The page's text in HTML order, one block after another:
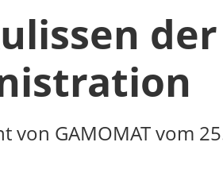
von GAMOMAT vom